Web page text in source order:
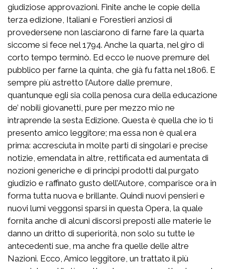
giudiziose approvazioni. Finite anche le copie della
terza edizione, Italiani e Forestieri anziosi di
provedersene non lasciarono di farne fare la quarta
siccome si fece nel 1794. Anche la quarta, nel giro di
corto tempo terminò. Ed ecco le nuove premure del
pubblico per farne la quinta, che già fu fatta nel 1806. E
sempre più astretto l’Autore dalle premure,
quantunque egli sia colla penosa cura della educazione
de’ nobili giovanetti, pure per mezzo mio ne
intraprende la sesta Edizione. Questa è quella che io ti
presento amico leggitore; ma essa non è qual era
prima: accresciuta in molte parti di singolari e precise
notizie, emendata in altre, rettificata ed aumentata di
nozioni generiche e di principi prodotti dal purgato
giudizio e raffinato gusto dell’Autore, comparisce ora in
forma tutta nuova e brillante. Quindi nuovi pensieri e
nuovi lumi veggonsi sparsi in questa Opera, la quale
fornita anche di alcuni discorsi preposti alle materie le
danno un dritto di superiorità, non solo su tutte le
antecedenti sue, ma anche fra quelle delle altre
Nazioni. Ecco, Amico leggitore, un trattato il più